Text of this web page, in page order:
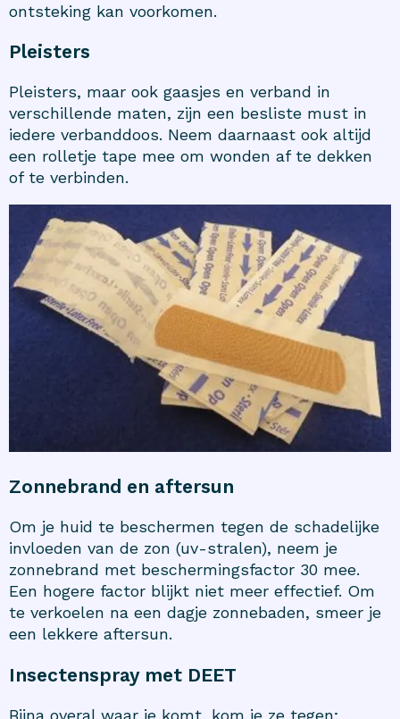
ontsteking kan voorkomen.
Pleisters
Pleisters, maar ook gaasjes en verband in
verschillende maten, zijn een besliste must in
iedere verbanddoos. Neem daarnaast ook altijd
een rolletje tape mee om wonden af te dekken
of te verbinden.
Zonnebrand en aftersun
Om je huid te beschermen tegen de schadelijke
invloeden van de zon (uv-stralen), neem je
zonnebrand met beschermingsfactor 30 mee.
Een hogere factor blijkt niet meer effectief. Om
te verkoelen na een dagje zonnebaden, smeer je
een lekkere aftersun.
Insectenspray met DEET
Bijna overal waar je komt, kom je ze tegen;